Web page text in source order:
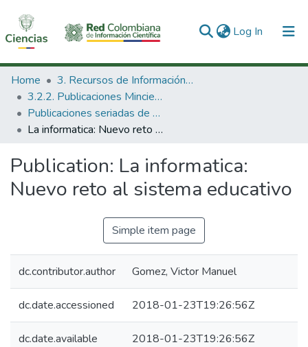
Log In (current)
Communities & Collections
All of DSpace
Statistics
Home
3. Recursos de Información Científica y Tecnológica
3.2.2. Publicaciones Minciencias
Publicaciones seriadas de Minciencias
La informatica: Nuevo reto al sistema educativo
Publication: La informatica:
Nuevo reto al sistema educativo
Simple item page
dc.contributor.author Gomez, Victor Manuel
dc.date.accessioned 2018-01-23T19:26:56Z
dc.date.available 2018-01-23T19:26:56Z